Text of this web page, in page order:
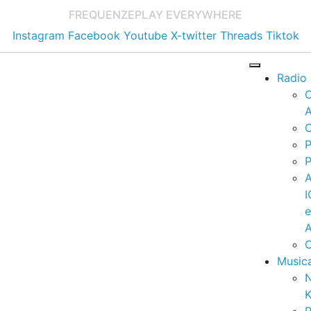
FREQUENZEPLAY EVERYWHERE
Instagram Facebook Youtube X-twitter Threads Tiktok
Radio
e